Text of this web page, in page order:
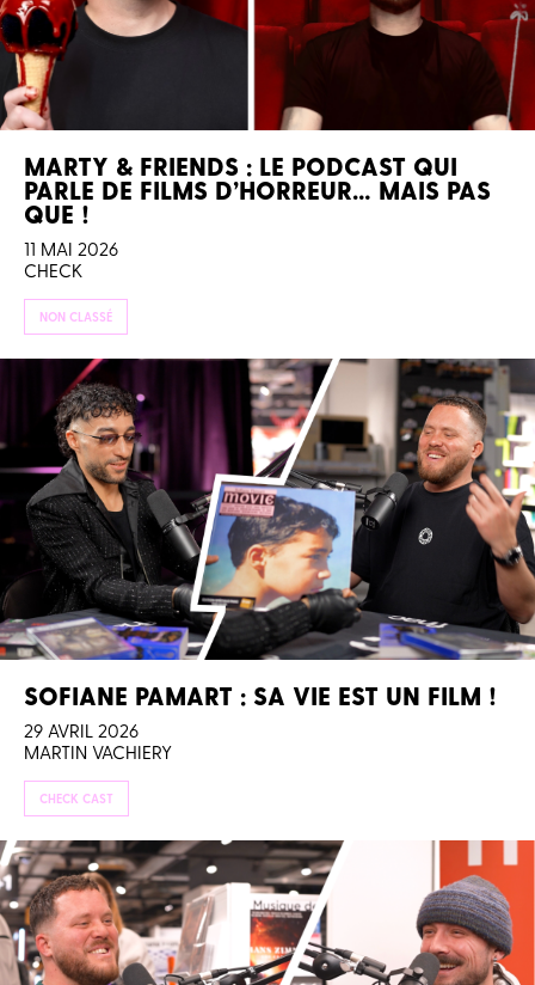
MARTY & FRIENDS : LE PODCAST QUI
PARLE DE FILMS D’HORREUR… MAIS PAS
QUE !
11 MAI 2026
CHECK
NON CLASSÉ
SOFIANE PAMART : SA VIE EST UN FILM !
29 AVRIL 2026
MARTIN VACHIERY
CHECK CAST